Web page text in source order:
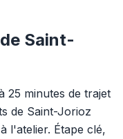
Saint-
25 minutes de trajet
de Saint-Jorioz
l'atelier. Étape clé,